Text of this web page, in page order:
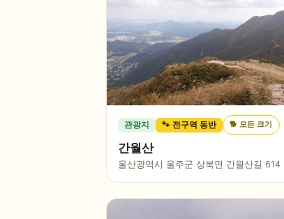
관광지 🐾 전구역 동반 🐕 모든 크기
간월산
울산광역시 울주군 상북면 간월산길 614